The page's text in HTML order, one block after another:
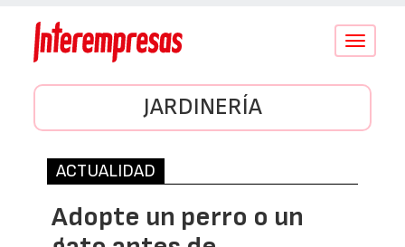
Conmutar
JARDINERÍA
ACTUALIDAD
Adopte un perro o un